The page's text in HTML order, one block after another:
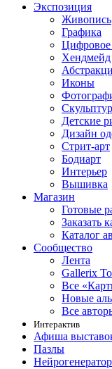
Экспозиция
Живопись
Графика
Цифровое
Хендмейд
Иконы
Детские
Дизайн
Стрит-арт
Бодиарт
Интерьер
Вышивка
Магазин
Готовые
Заказать
Каталог
Сообщество
Лента
Gallerix
Все
Новые
Все
Интерактив
Афиша
Пазлы
Нейрогенератор